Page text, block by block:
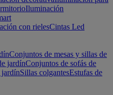
Iluminación
con rielesCintas Led
Conjuntos de mesas y sillas de
jardínConjuntos de sofás de
jardínSillas colgantesEstufas de